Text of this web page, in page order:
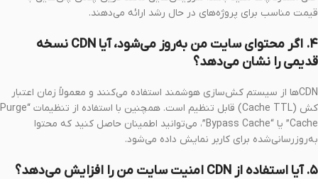
قیمت مناسب برای پروژه‌های در حال رشد ارائه می‌دهند.
۴. اگر محتوای سایت من به‌روز می‌شود، آیا CDN نسخه
قدیمی را نشان می‌دهد؟
CDNها از سیستم کش‌سازی هوشمند استفاده می‌کنند و معمولاً زمان اعتبار
کش (Cache TTL) قابل تنظیم است. همچنین با استفاده از تنظیمات “Purge
Cache” یا “Bypass Cache”، می‌توانید اطمینان حاصل کنید که محتوا
به‌روزرسانی‌شده برای کاربر نمایش داده می‌شود.
۵. آیا استفاده از CDN امنیت سایت من را افزایش می‌دهد؟